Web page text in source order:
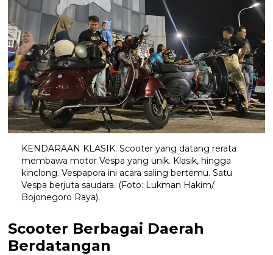
KENDARAAN KLASIK: Scooter yang datang rerata
membawa motor Vespa yang unik. Klasik, hingga
kinclong. Vespapora ini acara saling bertemu. Satu
Vespa berjuta saudara. (Foto: Lukman Hakim/
Bojonegoro Raya).
Scooter Berbagai Daerah
Berdatangan